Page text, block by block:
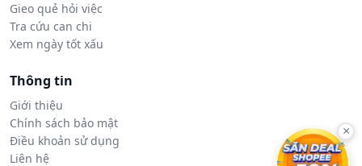
Gieo quẻ hỏi việc
Tra cứu can chi
Xem ngày tốt xấu
Thông tin
Giới thiệu
Chính sách bảo mật
Điều khoản sử dụng
Liên hệ
×